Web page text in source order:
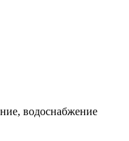
водоснабжение